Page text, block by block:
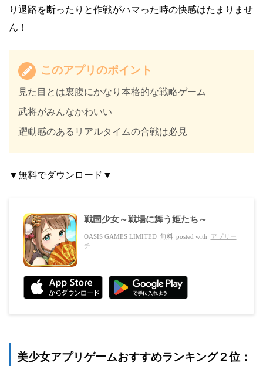
り退路を断ったりと作戦がハマった時の快感はたまりませ
ん！
このアプリのポイント
見た目とは裏腹にかなり本格的な戦略ゲーム
武将がみんなかわいい
躍動感のあるリアルタイムの合戦は必見
▼無料でダウンロード▼
戦国少女～戦場に舞う姫たち～
OASIS GAMES LIMITED 無料 posted with
アプリー
チ
美少女アプリゲームおすすめランキング２位：